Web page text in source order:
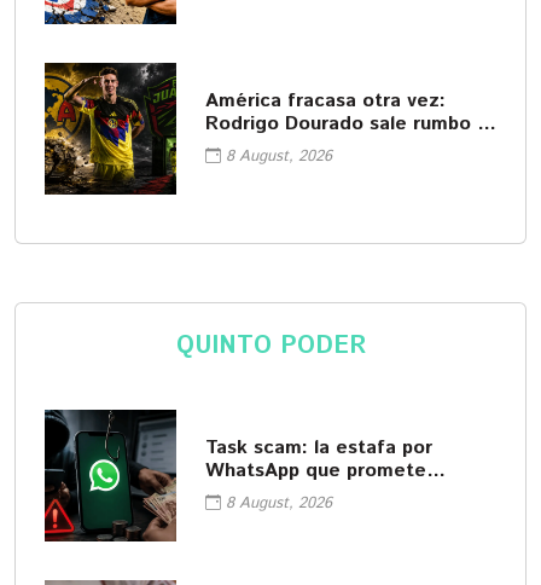
América fracasa otra vez:
Rodrigo Dourado sale rumbo a
Juárez
8 August, 2026
QUINTO PODER
Task scam: la estafa por
WhatsApp que promete
empleos fáciles
8 August, 2026